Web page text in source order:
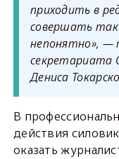
приходить в
совершать
непонятно», —
секретариата
Дениса
В
действия
оказать